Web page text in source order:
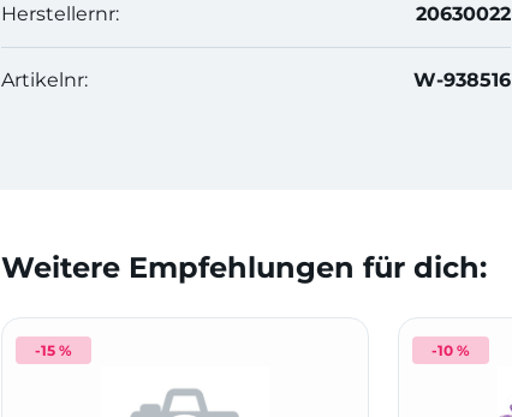
Herstellernr: 20630022
Artikelnr: W-938516
Weitere Empfehlungen für dich:
-15 % -10 %